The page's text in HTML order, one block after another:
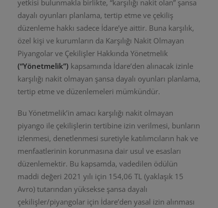
yetkisi bulunmakla birlikte, “karşılığı nakit olan” şansa
dayalı oyunları planlama, tertip etme ve çekiliş
düzenleme hakkı sadece İdare’ye aittir. Buna karşılık,
özel kişi ve kurumların da Karşılığı Nakit Olmayan
Piyangolar ve Çekilişler Hakkında Yönetmelik
(“Yönetmelik”) kapsamında İdare’den alınacak izinle
karşılığı nakit olmayan şansa dayalı oyunları planlama,
tertip etme ve düzenlemeleri mümkündür.
Bu Yönetmelik’in amacı karşılığı nakit olmayan
piyango ile çekilişlerin tertibine izin verilmesi, bunların
izlenmesi, denetlenmesi suretiyle katılımcıların hak ve
menfaatlerinin korunmasına dair usul ve esasları
düzenlemektir. Bu kapsamda, vadedilen ödülün
maddi değeri 2021 yılı için 154,06 TL (yaklaşık 15
Avro) tutarından yüksekse şansa dayalı
çekilişler/piyangolar için İdare’den yasal izin alınması